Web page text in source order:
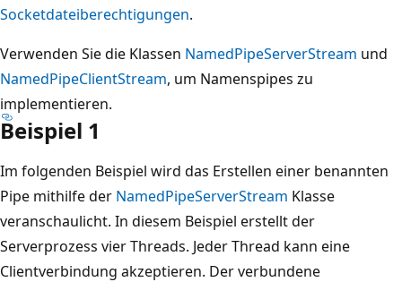
Socketdateiberechtigungen.
Verwenden Sie die Klassen NamedPipeServerStream und
NamedPipeClientStream, um Namenspipes zu
implementieren.
Beispiel 1
Im folgenden Beispiel wird das Erstellen einer benannten
Pipe mithilfe der NamedPipeServerStream Klasse
veranschaulicht. In diesem Beispiel erstellt der
Serverprozess vier Threads. Jeder Thread kann eine
Clientverbindung akzeptieren. Der verbundene